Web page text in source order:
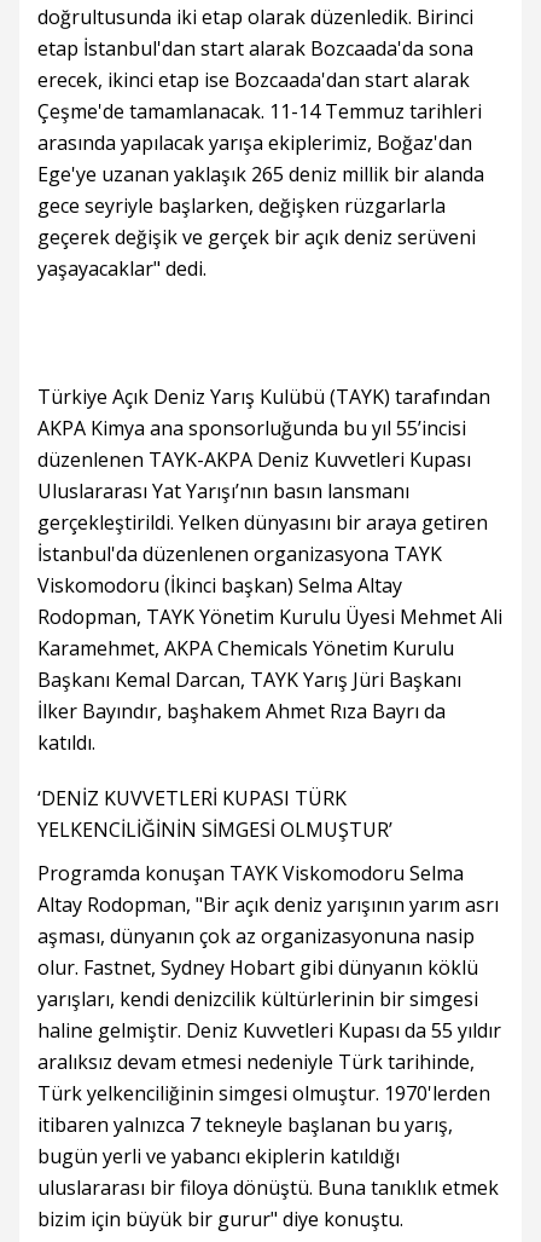
doğrultusunda iki etap olarak düzenledik. Birinci
etap İstanbul'dan start alarak Bozcaada'da sona
erecek, ikinci etap ise Bozcaada'dan start alarak
Çeşme'de tamamlanacak. 11-14 Temmuz tarihleri
arasında yapılacak yarışa ekiplerimiz, Boğaz'dan
Ege'ye uzanan yaklaşık 265 deniz millik bir alanda
gece seyriyle başlarken, değişken rüzgarlarla
geçerek değişik ve gerçek bir açık deniz serüveni
yaşayacaklar" dedi.
Türkiye Açık Deniz Yarış Kulübü (TAYK) tarafından
AKPA Kimya ana sponsorluğunda bu yıl 55’incisi
düzenlenen TAYK-AKPA Deniz Kuvvetleri Kupası
Uluslararası Yat Yarışı’nın basın lansmanı
gerçekleştirildi. Yelken dünyasını bir araya getiren
İstanbul'da düzenlenen organizasyona TAYK
Viskomodoru (İkinci başkan) Selma Altay
Rodopman, TAYK Yönetim Kurulu Üyesi Mehmet Ali
Karamehmet, AKPA Chemicals Yönetim Kurulu
Başkanı Kemal Darcan, TAYK Yarış Jüri Başkanı
İlker Bayındır, başhakem Ahmet Rıza Bayrı da
katıldı.
‘DENİZ KUVVETLERİ KUPASI TÜRK
YELKENCİLİĞİNİN SİMGESİ OLMUŞTUR’
Programda konuşan TAYK Viskomodoru Selma
Altay Rodopman, "Bir açık deniz yarışının yarım asrı
aşması, dünyanın çok az organizasyonuna nasip
olur. Fastnet, Sydney Hobart gibi dünyanın köklü
yarışları, kendi denizcilik kültürlerinin bir simgesi
haline gelmiştir. Deniz Kuvvetleri Kupası da 55 yıldır
aralıksız devam etmesi nedeniyle Türk tarihinde,
Türk yelkenciliğinin simgesi olmuştur. 1970'lerden
itibaren yalnızca 7 tekneyle başlanan bu yarış,
bugün yerli ve yabancı ekiplerin katıldığı
uluslararası bir filoya dönüştü. Buna tanıklık etmek
bizim için büyük bir gurur" diye konuştu.